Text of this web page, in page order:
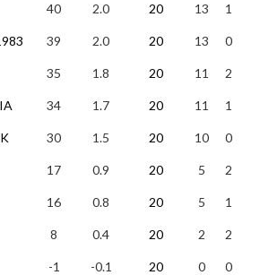
40 2.0 20 13 1
39 2.0 20 13 0
35 1.8 20 11 2
34 1.7 20 11 1
30 1.5 20 10 0
17 0.9 20 5 2
16 0.8 20 5 1
8 0.4 20 2 2
-1 -0.1 20 0 0